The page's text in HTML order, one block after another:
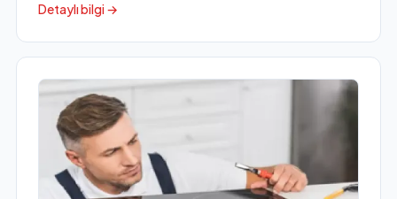
Detaylı bilgi →